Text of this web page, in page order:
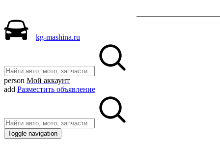
kg-mashina.ru
person Мой аккаунт
add Разместить объявление
Toggle navigation